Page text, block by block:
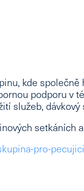
kde
podporu v
služeb,
setkáních
pro-